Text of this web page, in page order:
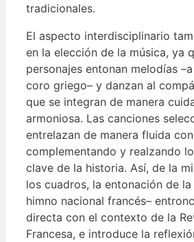
tradicionales.
El aspecto interdisciplinario
en la elección de la música, ya
personajes entonan melodías
coro griego– y danzan al
que se integran de manera
armoniosa. Las canciones
entrelazan de manera fluida
complementando y realzando
clave de la historia. Así, de la
los cuadros, la entonación de la
himno nacional francés–
directa con el contexto de la
Francesa, e introduce la